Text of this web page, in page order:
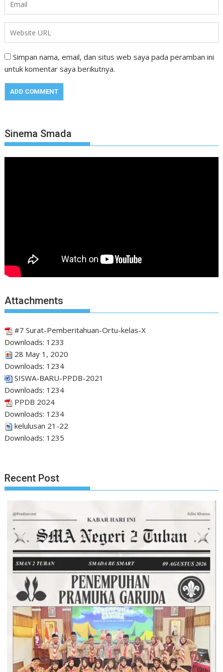
Simpan nama, email, dan situs web saya pada peramban ini
untuk komentar saya berikutnya.
Sinema Smada
Attachments
#7 Surat-Pemberitahuan-Ortu-kelas-X
Downloads: 1233
28 May 1, 2020
Downloads: 1234
SISWA-BARU-PPDB-2021
Downloads: 1234
PPDB 2024
Downloads: 1234
kelulusan 21-22
Downloads: 1235
Recent Post